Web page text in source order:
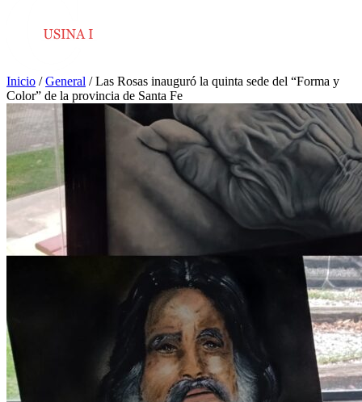
Inicio /General /Las Rosas inauguró la quinta sede del “Forma y
Color” de la provincia de Santa Fe